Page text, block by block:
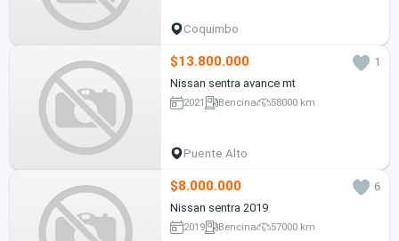
Coquimbo
$13.800.000
1
Nissan sentra avance mt
2021 Bencina 58000 km
Puente Alto
$8.000.000
6
Nissan sentra 2019
2019 Bencina 57000 km